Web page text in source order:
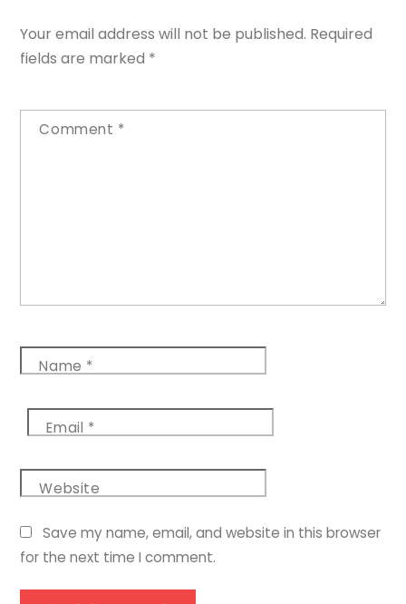
Your email address will not be published. Required
fields are marked *
Comment *
Name *
Email *
Website
Save my name, email, and website in this browser
for the next time I comment.